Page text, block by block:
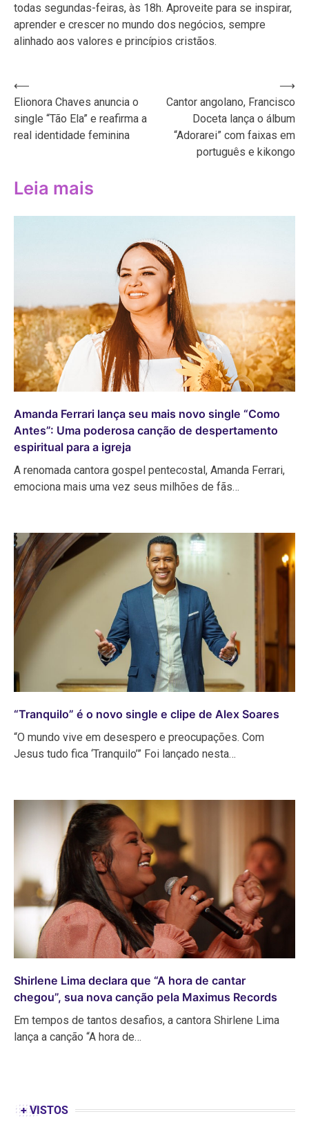
todas segundas-feiras, às 18h. Aproveite para se inspirar,
aprender e crescer no mundo dos negócios, sempre
alinhado aos valores e princípios cristãos.
Navegação
de
Post
⟵
Elionora Chaves anuncia o
single “Tão Ela” e reafirma a
real identidade feminina
Cantor angolano, Francisco
Doceta lança o álbum
“Adorarei” com faixas em
português e kikongo
⟶
Leia mais
Amanda Ferrari lança seu mais novo single “Como
Antes”: Uma poderosa canção de despertamento
espiritual para a igreja
A renomada cantora gospel pentecostal, Amanda Ferrari,
emociona mais uma vez seus milhões de fãs…
“Tranquilo” é o novo single e clipe de Alex Soares
“O mundo vive em desespero e preocupações. Com
Jesus tudo fica ‘Tranquilo’” Foi lançado nesta…
Shirlene Lima declara que “A hora de cantar
chegou”, sua nova canção pela Maximus Records
Em tempos de tantos desafios, a cantora Shirlene Lima
lança a canção “A hora de…
+ VISTOS